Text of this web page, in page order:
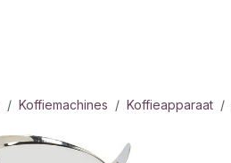
Koffiemachines Koffieapparaat